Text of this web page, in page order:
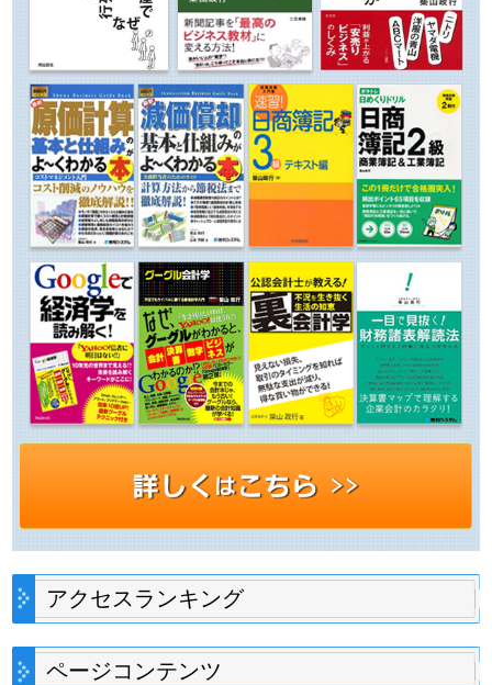
アクセスランキング
ページコンテンツ